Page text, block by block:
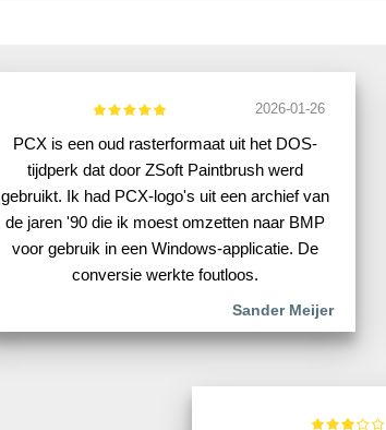
2026-01-26
PCX is een oud rasterformaat uit het DOS-
tijdperk dat door ZSoft Paintbrush werd
gebruikt. Ik had PCX-logo's uit een archief van
de jaren '90 die ik moest omzetten naar BMP
voor gebruik in een Windows-applicatie. De
conversie werkte foutloos.
Sander Meijer